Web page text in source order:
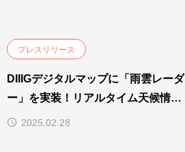
プレスリリース
DIIIGデジタルマップに「雨雲レーダ
ー」を実装！リアルタイム天候情報
で快適なイベント体験を
2025.02.28